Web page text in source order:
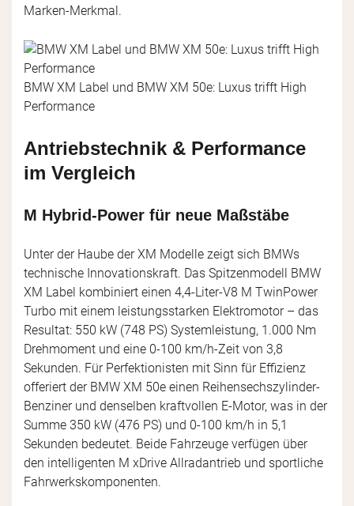
Marken-Merkmal.
BMW XM Label und BMW XM 50e: Luxus trifft High
Performance
Antriebstechnik & Performance
im Vergleich
M Hybrid-Power für neue Maßstäbe
Unter der Haube der XM Modelle zeigt sich BMWs
technische Innovationskraft. Das Spitzenmodell BMW
XM Label kombiniert einen 4,4-Liter-V8 M TwinPower
Turbo mit einem leistungsstarken Elektromotor – das
Resultat: 550 kW (748 PS) Systemleistung, 1.000 Nm
Drehmoment und eine 0-100 km/h-Zeit von 3,8
Sekunden. Für Perfektionisten mit Sinn für Effizienz
offeriert der BMW XM 50e einen Reihensechszylinder-
Benziner und denselben kraftvollen E-Motor, was in der
Summe 350 kW (476 PS) und 0-100 km/h in 5,1
Sekunden bedeutet. Beide Fahrzeuge verfügen über
den intelligenten M xDrive Allradantrieb und sportliche
Fahrwerkskomponenten.